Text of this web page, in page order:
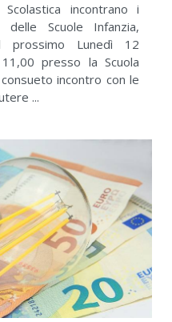
incontrano i
Scuole Infanzia,
prossimo Lunedì 12
presso la Scuola
incontro con le
...